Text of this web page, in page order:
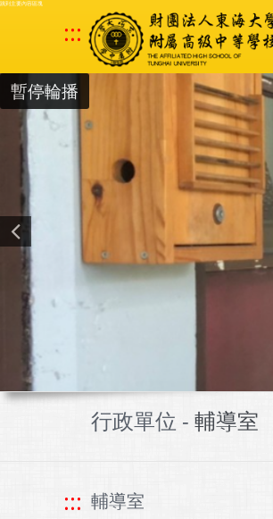
跳到主要內容區塊
:::
暫停輪播
行政單位 - 輔導室
::: 輔導室